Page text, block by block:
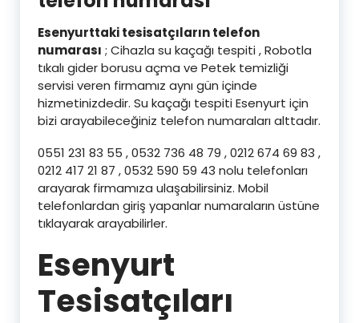
Esenyurttaki tesisatçıların telefon
numarası ; Cihazla su kaçağı tespiti , Robotla
tıkalı gider borusu açma ve Petek temizliği
servisi veren firmamız aynı gün içinde
hizmetinizdedir. Su kaçağı tespiti Esenyurt için
bizi arayabileceğiniz telefon numaraları alttadır.
0551 231 83 55 , 0532 736 48 79 , 0212 674 69 83 ,
0212 417 21 87 , 0532 590 59 43 nolu telefonları
arayarak firmamıza ulaşabilirsiniz. Mobil
telefonlardan giriş yapanlar numaraların üstüne
tıklayarak arayabilirler.
Esenyurt
Tesisatçıları